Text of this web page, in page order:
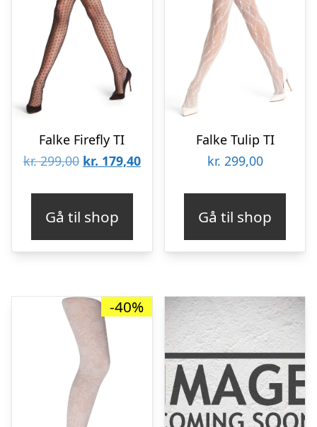
Falke Firefly TI
kr.299,00 Den
var:
kr. 299,00.
kr. 179,40Den
kr. 179,40.
Gå til shop
Falke Tulip TI
kr. 299,00
Gå til shop
-40%